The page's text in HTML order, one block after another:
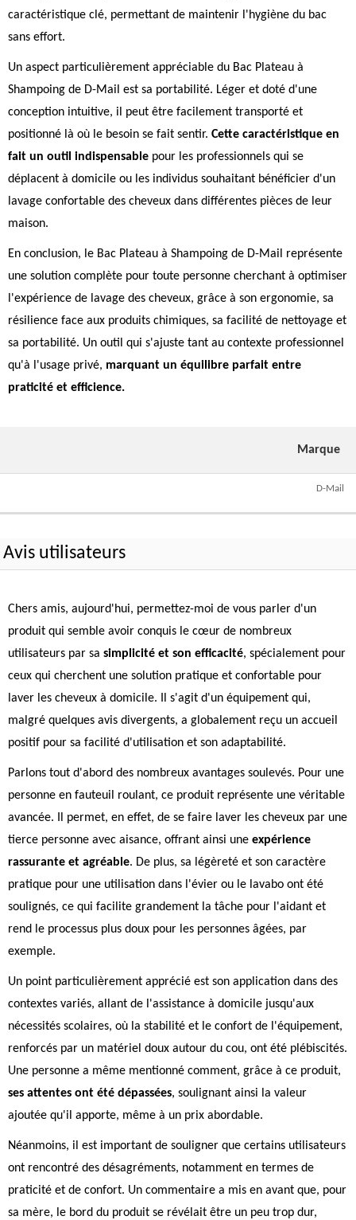
caractéristique clé, permettant de maintenir l'hygiène du bac
sans effort.
Un aspect particulièrement appréciable du Bac Plateau à
Shampoing de D-Mail est sa portabilité. Léger et doté d'une
conception intuitive, il peut être facilement transporté et
positionné là où le besoin se fait sentir. Cette caractéristique en
fait un outil indispensable pour les professionnels qui se
déplacent à domicile ou les individus souhaitant bénéficier d'un
lavage confortable des cheveux dans différentes pièces de leur
maison.
En conclusion, le Bac Plateau à Shampoing de D-Mail représente
une solution complète pour toute personne cherchant à optimiser
l'expérience de lavage des cheveux, grâce à son ergonomie, sa
résilience face aux produits chimiques, sa facilité de nettoyage et
sa portabilité. Un outil qui s'ajuste tant au contexte professionnel
qu'à l'usage privé, marquant un équilibre parfait entre
praticité et efficience.
Marque
D-Mail
Avis utilisateurs
Chers amis, aujourd'hui, permettez-moi de vous parler d'un
produit qui semble avoir conquis le cœur de nombreux
utilisateurs par sa simplicité et son efficacité, spécialement pour
ceux qui cherchent une solution pratique et confortable pour
laver les cheveux à domicile. Il s'agit d'un équipement qui,
malgré quelques avis divergents, a globalement reçu un accueil
positif pour sa facilité d'utilisation et son adaptabilité.
Parlons tout d'abord des nombreux avantages soulevés. Pour une
personne en fauteuil roulant, ce produit représente une véritable
avancée. Il permet, en effet, de se faire laver les cheveux par une
tierce personne avec aisance, offrant ainsi une expérience
rassurante et agréable. De plus, sa légèreté et son caractère
pratique pour une utilisation dans l'évier ou le lavabo ont été
soulignés, ce qui facilite grandement la tâche pour l'aidant et
rend le processus plus doux pour les personnes âgées, par
exemple.
Un point particulièrement apprécié est son application dans des
contextes variés, allant de l'assistance à domicile jusqu'aux
nécessités scolaires, où la stabilité et le confort de l'équipement,
renforcés par un matériel doux autour du cou, ont été plébiscités.
Une personne a même mentionné comment, grâce à ce produit,
ses attentes ont été dépassées, soulignant ainsi la valeur
ajoutée qu'il apporte, même à un prix abordable.
Néanmoins, il est important de souligner que certains utilisateurs
ont rencontré des désagréments, notamment en termes de
praticité et de confort. Un commentaire a mis en avant que, pour
sa mère, le bord du produit se révélait être un peu trop dur,